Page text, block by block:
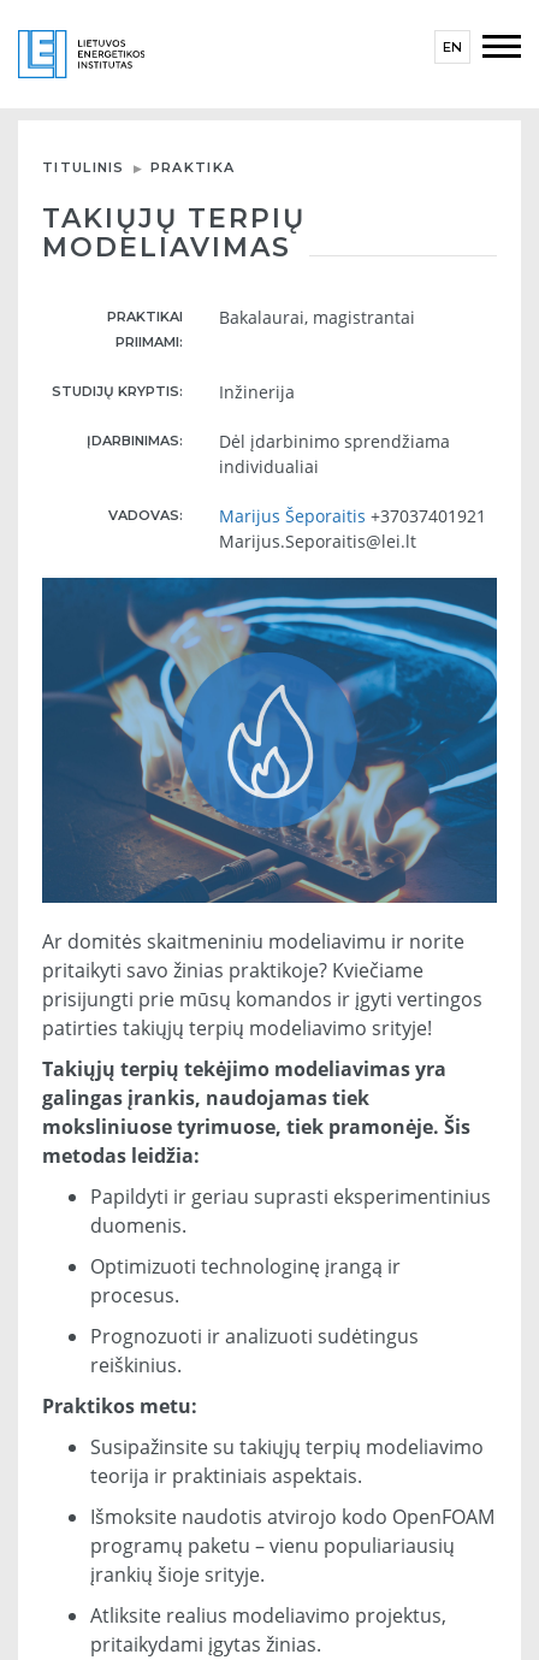
EN
TITULINIS PRAKTIKA
TAKIŲJŲ TERPIŲ
MODELIAVIMAS
PRAKTIKAI
PRIIMAMI:
Bakalaurai, magistrantai
STUDIJŲ KRYPTIS: Inžinerija
ĮDARBINIMAS:
Dėl įdarbinimo sprendžiama
individualiai
VADOVAS: Marijus Šeporaitis +37037401921
Marijus.Seporaitis@lei.lt
Ar domitės skaitmeniniu modeliavimu ir norite
pritaikyti savo žinias praktikoje? Kviečiame
prisijungti prie mūsų komandos ir įgyti vertingos
patirties takiųjų terpių modeliavimo srityje!
Takiųjų terpių tekėjimo modeliavimas yra
galingas įrankis, naudojamas tiek
moksliniuose tyrimuose, tiek pramonėje. Šis
metodas leidžia:
Papildyti ir geriau suprasti eksperimentinius
duomenis.
Optimizuoti technologinę įrangą ir
procesus.
Prognozuoti ir analizuoti sudėtingus
reiškinius.
Praktikos metu:
Susipažinsite su takiųjų terpių modeliavimo
teorija ir praktiniais aspektais.
Išmoksite naudotis atvirojo kodo OpenFOAM
programų paketu – vienu populiariausių
įrankių šioje srityje.
Atliksite realius modeliavimo projektus,
pritaikydami įgytas žinias.